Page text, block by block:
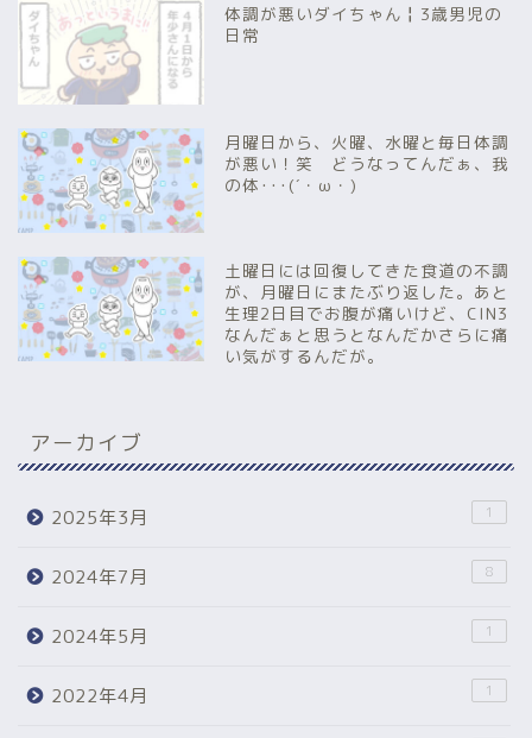
体調が悪いダイちゃん╏3歳男児の
日常
月曜日から、火曜、水曜と毎日体調
が悪い！笑 どうなってんだぁ、我
の体･･･(´・ω・)
土曜日には回復してきた食道の不調
が、月曜日にまたぶり返した。あと
生理2日目でお腹が痛いけど、CIN3
なんだぁと思うとなんだかさらに痛
い気がするんだが。
アーカイブ
2025年3月 1
2024年7月 8
2024年5月 1
2022年4月 1